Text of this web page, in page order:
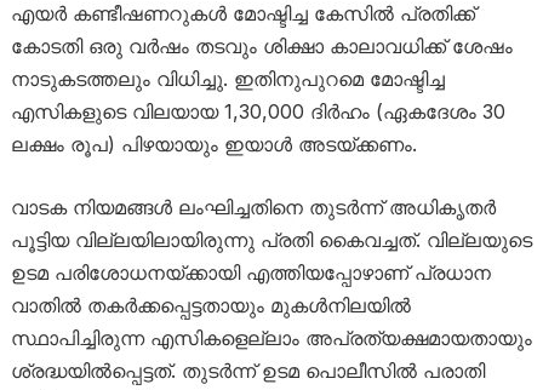
എയർ കണ്ടീഷണറുകൾ മോഷ്ടിച്ച കേസിൽ പ്രതിക്ക്
കോടതി ഒരു വർഷം തടവും ശിക്ഷാ കാലാവധിക്ക് ശേഷം
നാടുകടത്തലും വിധിച്ചു. ഇതിനുപുറമെ മോഷ്ടിച്ച
എസികളുടെ വിലയായ 1,30,000 ദിർഹം (ഏകദേശം 30
ലക്ഷം രൂപ) പിഴയായും ഇയാൾ അടയ്ക്കണം.
വാടക നിയമങ്ങൾ ലംഘിച്ചതിനെ തുടർന്ന് അധികൃതർ
പൂട്ടിയ വില്ലയിലായിരുന്നു പ്രതി കൈവച്ചത്. വില്ലയുടെ
ഉടമ പരിശോധനയ്ക്കായി എത്തിയപ്പോഴാണ് പ്രധാന
വാതിൽ തകർക്കപ്പെട്ടതായും മുകൾനിലയിൽ
സ്ഥാപിച്ചിരുന്ന എസികളെല്ലാം അപ്രത്യക്ഷമായതായും
ശ്രദ്ധയിൽപ്പെട്ടത്. തുടർന്ന് ഉടമ പൊലീസിൽ പരാതി